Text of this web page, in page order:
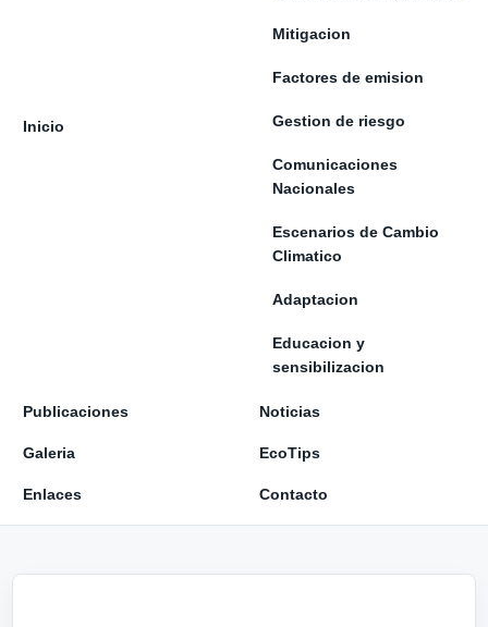
Inicio
Mitigacion
Factores de emision
Gestion de riesgo
Comunicaciones
Nacionales
Escenarios de Cambio
Climatico
Adaptacion
Educacion y
sensibilizacion
Publicaciones Noticias
Galeria EcoTips
Enlaces Contacto